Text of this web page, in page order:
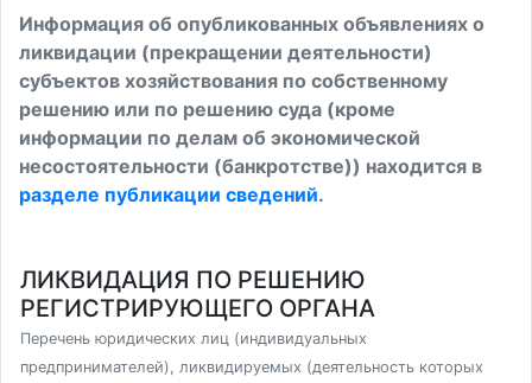
Информация об опубликованных объявлениях о
ликвидации (прекращении деятельности)
субъектов хозяйствования по собственному
решению или по решению суда (кроме
информации по делам об экономической
несостоятельности (банкротстве)) находится в
разделе публикации сведений.
ЛИКВИДАЦИЯ ПО РЕШЕНИЮ
РЕГИСТРИРУЮЩЕГО ОРГАНА
Перечень юридических лиц (индивидуальных
предпринимателей), ликвидируемых (деятельность которых